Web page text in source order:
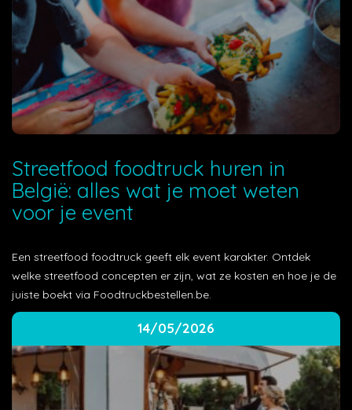
Streetfood foodtruck huren in
België: alles wat je moet weten
voor je event
Een streetfood foodtruck geeft elk event karakter. Ontdek
welke streetfood concepten er zijn, wat ze kosten en hoe je de
juiste boekt via Foodtruckbestellen.be.
14/05/2026